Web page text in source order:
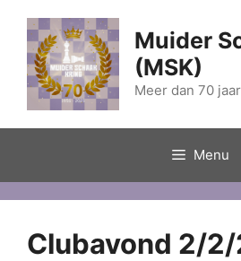
naar
inhoud
Muider
(MSK)
Meer dan 70
Menu
Clubavond 2/